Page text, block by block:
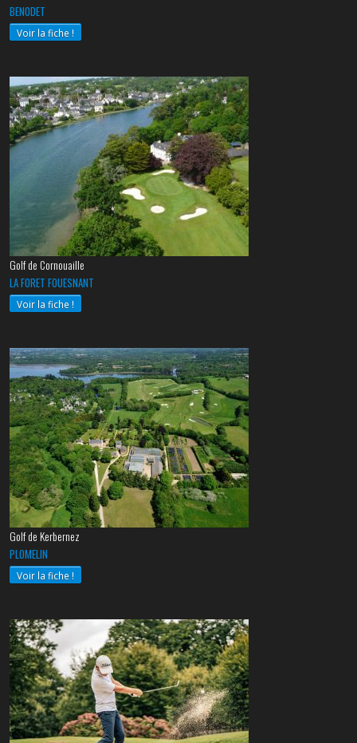
BENODET
Voir la fiche !
Golf de Cornouaille
LA FORET FOUESNANT
Voir la fiche !
Golf de Kerbernez
PLOMELIN
Voir la fiche !